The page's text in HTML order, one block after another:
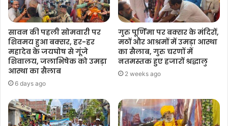
सावन की पहली सोमवारी पर
शिवमय हुआ बक्सर, हर-हर
महादेव के जयघोष से गूंजे
शिवालय, जलाभिषेक को उमड़ा
आस्था का सैलाब
6 days ago
गुरु पूर्णिमा पर बक्सर के मंदिरों,
मठों और आश्रमों में उमड़ा आस्था
का सैलाब, गुरु चरणों में
नतमस्तक हुए हजारों श्रद्धालु
2 weeks ago